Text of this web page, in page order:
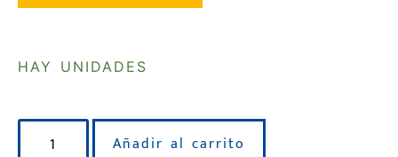
HAY UNIDADES
Añadir al carrito